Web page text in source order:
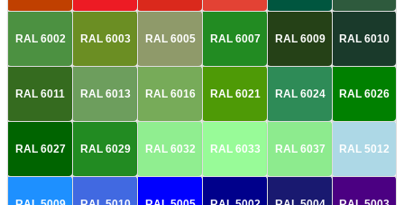
RAL 6002 RAL 6003 RAL 6005 RAL 6007 RAL 6009 RAL 6010
RAL 6011 RAL 6013 RAL 6016 RAL 6021 RAL 6024 RAL 6026
RAL 6027 RAL 6029 RAL 6032 RAL 6033 RAL 6037 RAL 5012